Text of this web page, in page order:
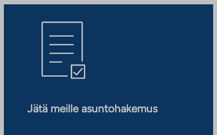
Jätä meille asuntohakemus